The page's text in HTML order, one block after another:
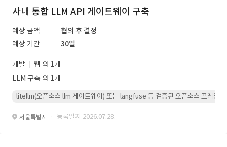
사내 통합 LLM API 게이트웨이 구축
예상 금액
협의 후 결정
예상 기간
30일
개발
웹 외 1개
LLM 구축 외 1개
litellm(오픈소스 llm 게이트웨이) 또는 langfuse 등 검증된 오픈소스 프레임워
서울특별시 · 등록일자 2026.07.28.